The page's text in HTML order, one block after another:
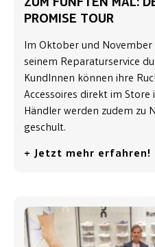
PROMISE TOUR
Im Oktober und
seinem Reparaturservice
KundInnen können ihre
Accessoires direkt im Store
Händler werden zudem zu
geschult.
+ Jetzt mehr erfahren!